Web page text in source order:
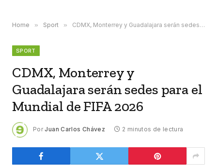
Home » Sport » CDMX, Monterrey y Guadalajara serán sedes para el Mundial de FIFA 2026
SPORT
CDMX, Monterrey y
Guadalajara serán sedes para el
Mundial de FIFA 2026
Por Juan Carlos Chávez 2 minutos de lectura